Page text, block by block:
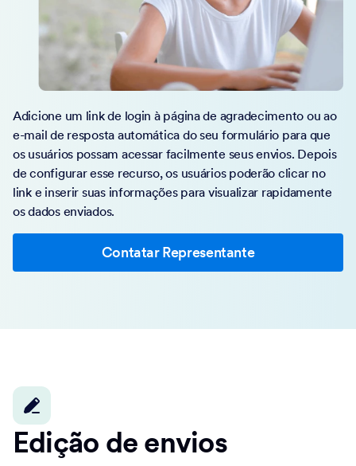
Adicione um link de login à página de agradecimento ou ao
e-mail de resposta automática do seu formulário para que
os usuários possam acessar facilmente seus envios. Depois
de configurar esse recurso, os usuários poderão clicar no
link e inserir suas informações para visualizar rapidamente
os dados enviados.
Contatar Representante
Edição de envios